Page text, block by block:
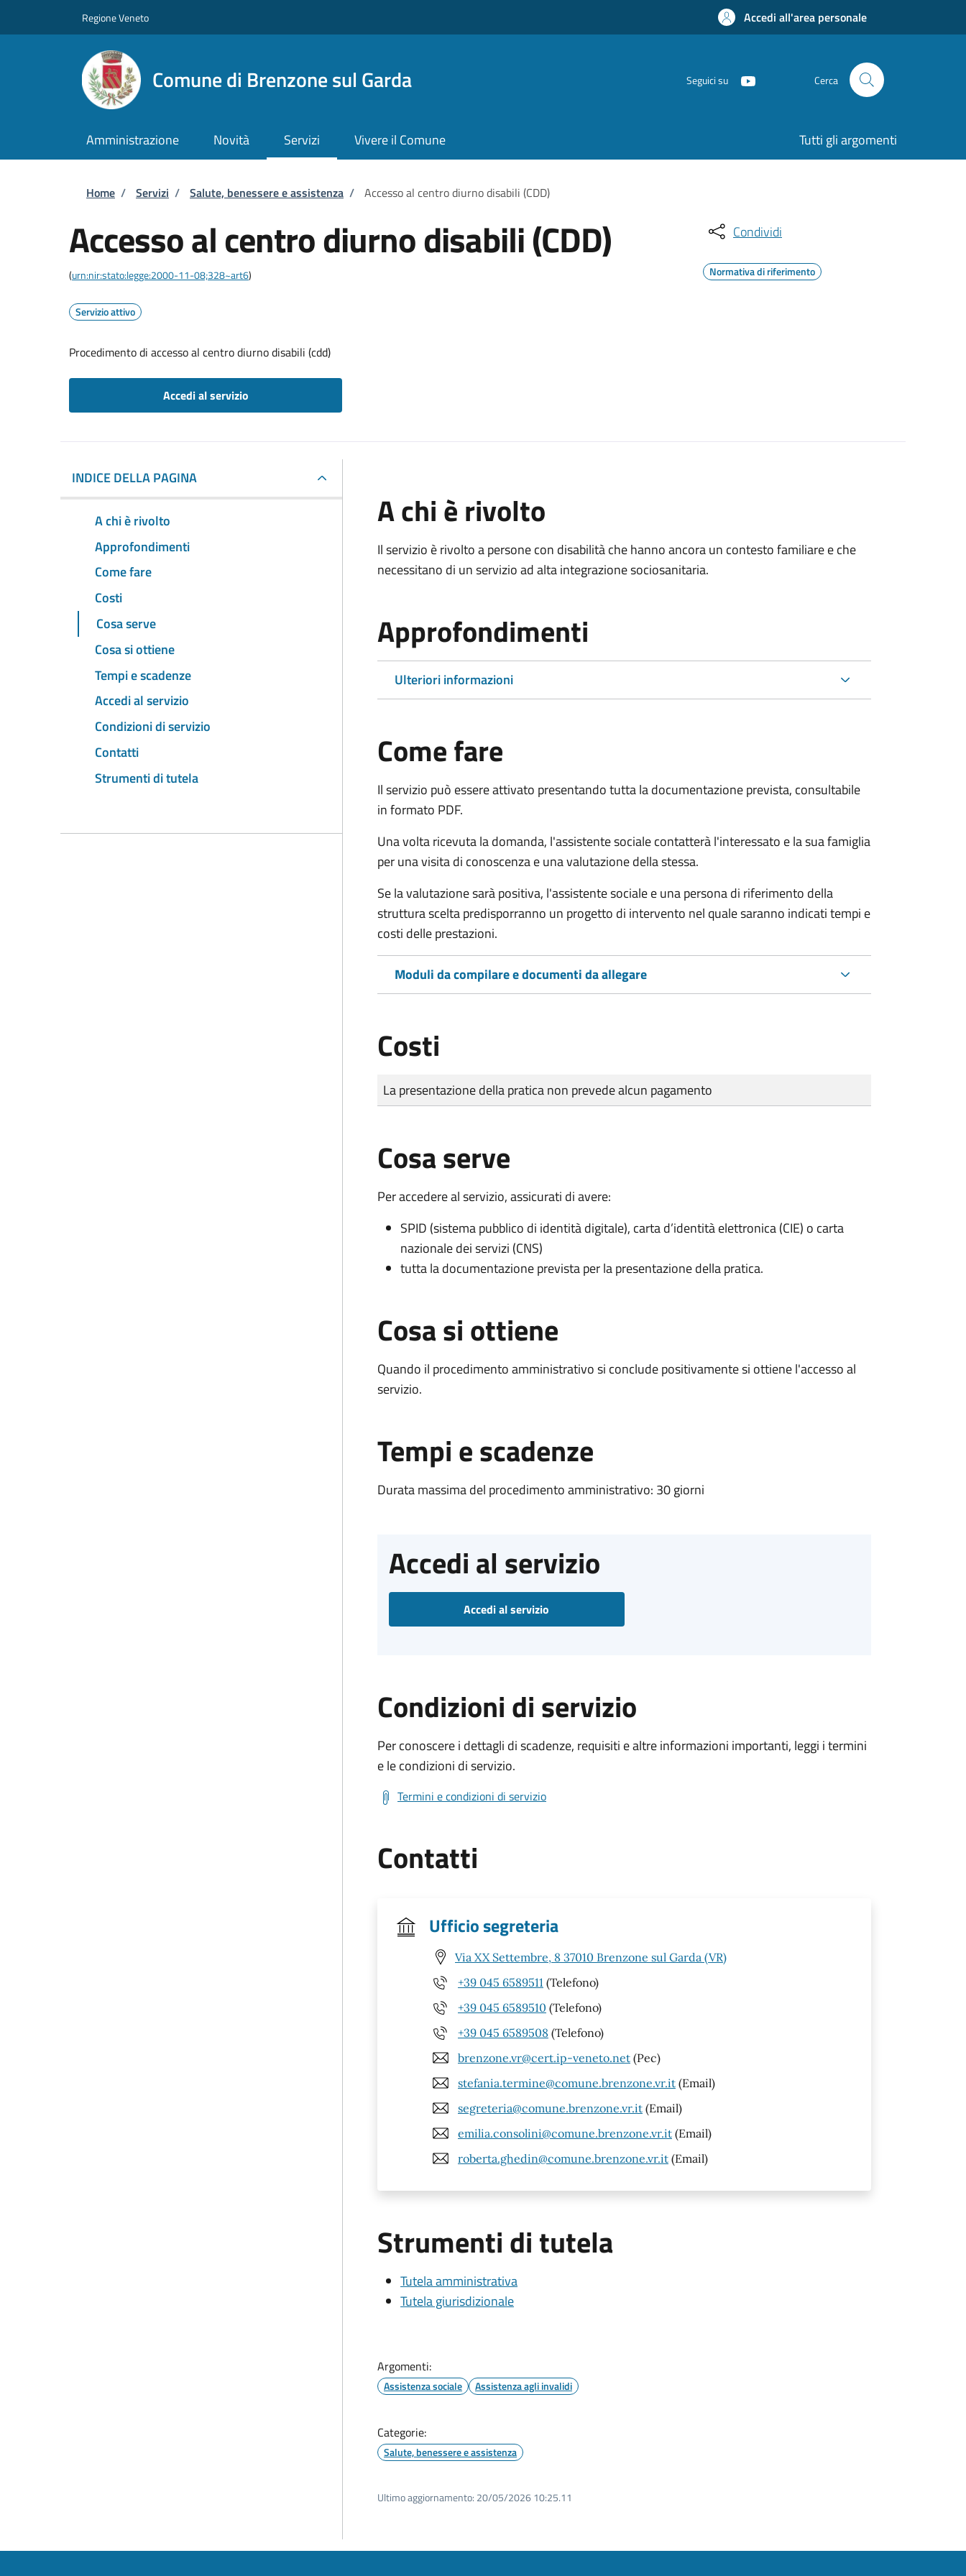
Regione Veneto Accedi all'area personale
Comune di Brenzone sul Garda Seguici su Cerca
Amministrazione Novità Servizi Vivere il Comune Tutti gli argomenti
Briciole di pane
Home / Servizi / Salute, benessere e assistenza / Accesso al centro diurno disabili (CDD)
Accesso al centro diurno disabili (CDD)
(urn:nir:stato:legge:2000-11-08;328~art6)
Servizio attivo
Procedimento di accesso al centro diurno disabili (cdd)
Accedi al servizio
Condividi
Normativa di riferimento
INDICE DELLA PAGINA
A chi è rivolto
Approfondimenti
Come fare
Costi
Cosa serve
Cosa si ottiene
Tempi e scadenze
Accedi al servizio
Condizioni di servizio
Contatti
Strumenti di tutela
A chi è rivolto
Il servizio è rivolto a persone con disabilità che hanno ancora un contesto familiare e che
necessitano di un servizio ad alta integrazione sociosanitaria.
Approfondimenti
Ulteriori informazioni
Come fare
Il servizio può essere attivato presentando tutta la documentazione prevista, consultabile
in formato PDF.
Una volta ricevuta la domanda, l'assistente sociale contatterà l'interessato e la sua famiglia
per una visita di conoscenza e una valutazione della stessa.
Se la valutazione sarà positiva, l'assistente sociale e una persona di riferimento della
struttura scelta predisporranno un progetto di intervento nel quale saranno indicati tempi e
costi delle prestazioni.
Moduli da compilare e documenti da allegare
Costi
Tipo di pagamento
Importo
La presentazione della pratica non prevede alcun pagamento
Cosa serve
Per accedere al servizio, assicurati di avere:
SPID (sistema pubblico di identità digitale), carta d’identità elettronica (CIE) o carta
nazionale dei servizi (CNS)
tutta la documentazione prevista per la presentazione della pratica.
Cosa si ottiene
Quando il procedimento amministrativo si conclude positivamente si ottiene l'accesso al
servizio.
Tempi e scadenze
Durata massima del procedimento amministrativo: 30 giorni
Accedi al servizio
Accedi al servizio
Condizioni di servizio
Per conoscere i dettagli di scadenze, requisiti e altre informazioni importanti, leggi i termini
e le condizioni di servizio.
Termini e condizioni di servizio
Contatti
Ufficio segreteria
Via XX Settembre, 8 37010 Brenzone sul Garda (VR)
+39 045 6589511 (Telefono)
+39 045 6589510 (Telefono)
+39 045 6589508 (Telefono)
brenzone.vr@cert.ip-veneto.net (Pec)
stefania.termine@comune.brenzone.vr.it (Email)
segreteria@comune.brenzone.vr.it (Email)
emilia.consolini@comune.brenzone.vr.it (Email)
roberta.ghedin@comune.brenzone.vr.it (Email)
Strumenti di tutela
Tutela amministrativa
Tutela giurisdizionale
Argomenti:
Assistenza sociale Assistenza agli invalidi
Categorie:
Salute, benessere e assistenza
Ultimo aggiornamento: 20/05/2026 10:25.11